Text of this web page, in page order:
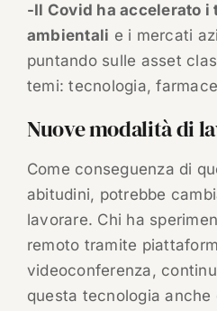
-Il Covid ha accelerato
ambientali e i mercati
puntando sulle asset
temi: tecnologia,
Nuove modalità di
Come conseguenza di
abitudini, potrebbe
lavorare. Chi ha
remoto tramite
videoconferenza,
questa tecnologia anche